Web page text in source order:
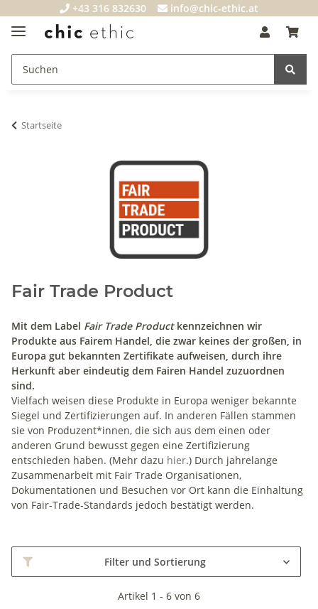
+43 316 832630 info@chic-ethic.at
Startseite
Fair Trade Product
Mit dem Label Fair Trade Product kennzeichnen wir
Produkte aus Fairem Handel, die zwar keines der großen, in
Europa gut bekannten Zertifikate aufweisen, durch ihre
Herkunft aber eindeutig dem Fairen Handel zuzuordnen
sind.
Vielfach weisen diese Produkte in Europa weniger bekannte
Siegel und Zertifizierungen auf. In anderen Fällen stammen
sie von Produzent*innen, die sich aus dem einen oder
anderen Grund bewusst gegen eine Zertifizierung
entschieden haben. (Mehr dazu hier.) Durch jahrelange
Zusammenarbeit mit Fair Trade Organisationen,
Dokumentationen und Besuchen vor Ort kann die Einhaltung
von Fair-Trade-Standards jedoch bestätigt werden.
Filter und Sortierung
Artikel 1 - 6 von 6